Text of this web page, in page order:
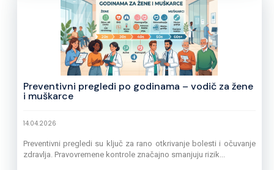
Preventivni pregledi po godinama – vodič za žene
i muškarce
14.04.2026
Preventivni pregledi su ključ za rano otkrivanje bolesti i očuvanje
zdravlja. Pravovremene kontrole značajno smanjuju rizik...